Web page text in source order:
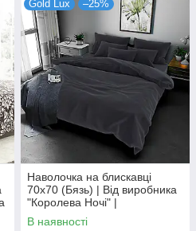
Gold Lux –25%
Наволочка на блискавці
70х70 (Бязь) | Від виробника
"Королева Ночі" |
Однотонний темно-сірий
В наявності